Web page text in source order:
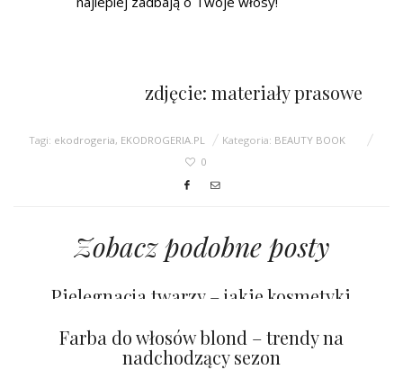
zdjęcie: materiały prasowe
Tagi: ekodrogeria, EKODROGERIA.PL Kategoria: BEAUTY BOOK
0
Zobacz podobne posty
Pielęgnacja twarzy – jakie kosmetyki
Jak przygotować włosy do ślubu?
Farba do włosów blond – trendy na
nadchodzący sezon